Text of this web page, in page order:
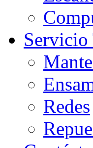
Servicio
Redes